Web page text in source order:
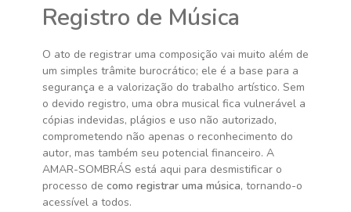
Registro de Música
O ato de registrar uma composição vai muito além de
um simples trâmite burocrático; ele é a base para a
segurança e a valorização do trabalho artístico. Sem
o devido registro, uma obra musical fica vulnerável a
cópias indevidas, plágios e uso não autorizado,
comprometendo não apenas o reconhecimento do
autor, mas também seu potencial financeiro. A
AMAR-SOMBRÁS está aqui para desmistificar o
processo de como registrar uma música, tornando-o
acessível a todos.